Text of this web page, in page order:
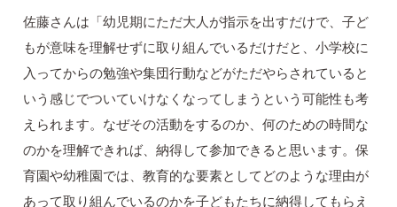
佐藤さんは「幼児期にただ大人が指示を出すだけで、子ど
もが意味を理解せずに取り組んでいるだけだと、小学校に
入ってからの勉強や集団行動などがただやらされていると
いう感じでついていけなくなってしまうという可能性も考
えられます。なぜその活動をするのか、何のための時間な
のかを理解できれば、納得して参加できると思います。保
育園や幼稚園では、教育的な要素としてどのような理由が
あって取り組んでいるのかを子どもたちに納得してもらえ